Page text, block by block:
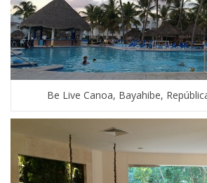
Be Live Canoa, Bayahibe,